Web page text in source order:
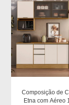
Composição de
Etna com Aéreo